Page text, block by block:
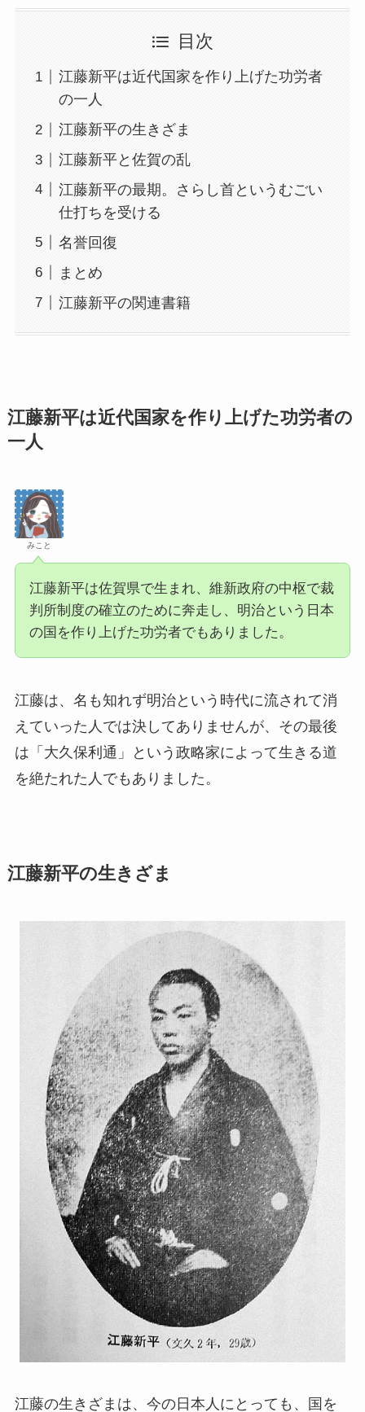
目次
江藤新平は近代国家を作り上げた功労者
の一人
江藤新平の生きざま
江藤新平と佐賀の乱
江藤新平の最期。さらし首というむごい
仕打ちを受ける
名誉回復
まとめ
江藤新平の関連書籍
江藤新平は近代国家を作り上げた功労者の
一人
みこと
江藤新平は佐賀県で生まれ、維新政府の中枢で裁
判所制度の確立のために奔走し、明治という日本
の国を作り上げた功労者でもありました。
江藤は、名も知れず明治という時代に流されて消
えていった人では決してありませんが、その最後
は「大久保利通」という政略家によって生きる道
を絶たれた人でもありました。
江藤新平の生きざま
江藤の生きざまは、今の日本人にとっても、国を